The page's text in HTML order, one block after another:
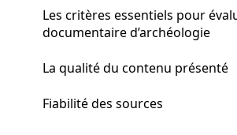
Les critères essentiels pour
documentaire d’archéologie
La qualité du contenu présenté
Fiabilité des sources